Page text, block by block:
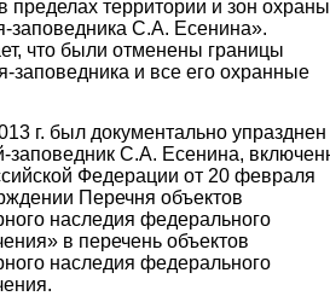
пределах территории и зон охраны
заповедника С.А. Есенина».
что были отменены границы
заповедника и все его охранные
г. был документально упразднен
заповедник С.А. Есенина,
Федерации от 20 февраля
Перечня объектов
наследия федерального
в перечень объектов
наследия федерального